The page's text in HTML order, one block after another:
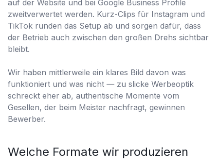
auf der Website und bei Google Business Profile
zweitverwertet werden. Kurz-Clips für Instagram und
TikTok runden das Setup ab und sorgen dafür, dass
der Betrieb auch zwischen den großen Drehs sichtbar
bleibt.
Wir haben mittlerweile ein klares Bild davon was
funktioniert und was nicht — zu slicke Werbeoptik
schreckt eher ab, authentische Momente vom
Gesellen, der beim Meister nachfragt, gewinnen
Bewerber.
Welche Formate wir produzieren